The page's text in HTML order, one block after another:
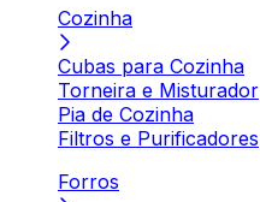
Cozinha
Cubas para Cozinha
Torneira e Misturador
Pia de Cozinha
Filtros e Purificadores
Forros